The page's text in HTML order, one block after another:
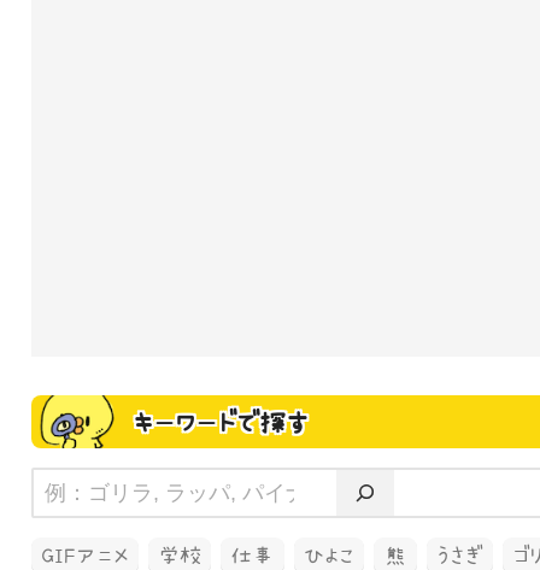
キーワードで探す
GIFアニメ 学校 仕事 ひよこ 熊 うさぎ
ゴ